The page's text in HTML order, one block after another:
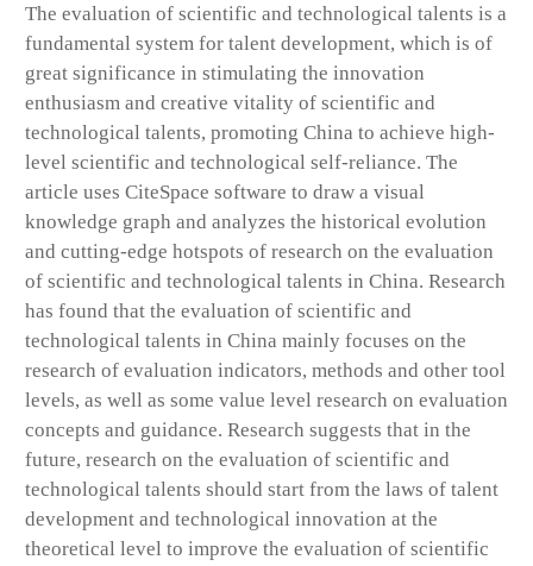
The evaluation of scientific and technological talents is a
fundamental system for talent development, which is of
great significance in stimulating the innovation
enthusiasm and creative vitality of scientific and
technological talents, promoting China to achieve high-
level scientific and technological self-reliance. The
article uses CiteSpace software to draw a visual
knowledge graph and analyzes the historical evolution
and cutting-edge hotspots of research on the evaluation
of scientific and technological talents in China. Research
has found that the evaluation of scientific and
technological talents in China mainly focuses on the
research of evaluation indicators, methods and other tool
levels, as well as some value level research on evaluation
concepts and guidance. Research suggests that in the
future, research on the evaluation of scientific and
technological talents should start from the laws of talent
development and technological innovation at the
theoretical level to improve the evaluation of scientific